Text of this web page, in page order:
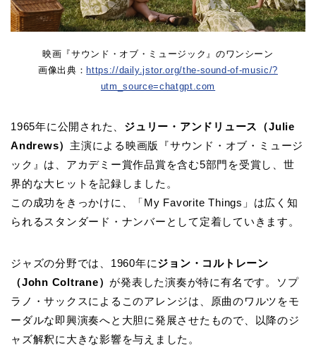
映画『サウンド・オブ・ミュージック』のワンシーン
画像出典： https://daily.jstor.org/the-sound-of-music/?
utm_source=chatgpt.com
1965年に公開された、 ジュリー・アンドリュース（Julie
Andrews） 主演による映画版『サウンド・オブ・ミュージ
ック』は、アカデミー賞作品賞を含む5部門を受賞し、世
界的な大ヒットを記録しました。
この成功をきっかけに、「My Favorite Things」は広く知
られるスタンダード・ナンバーとして定着していきます。
ジャズの分野では、1960年にジョン・コルトレーン
（John Coltrane） が発表した演奏が特に有名です。ソプ
ラノ・サックスによるこのアレンジは、原曲のワルツをモ
ーダルな即興演奏へと大胆に発展させたもので、以降のジ
ャズ解釈に大きな影響を与えました。